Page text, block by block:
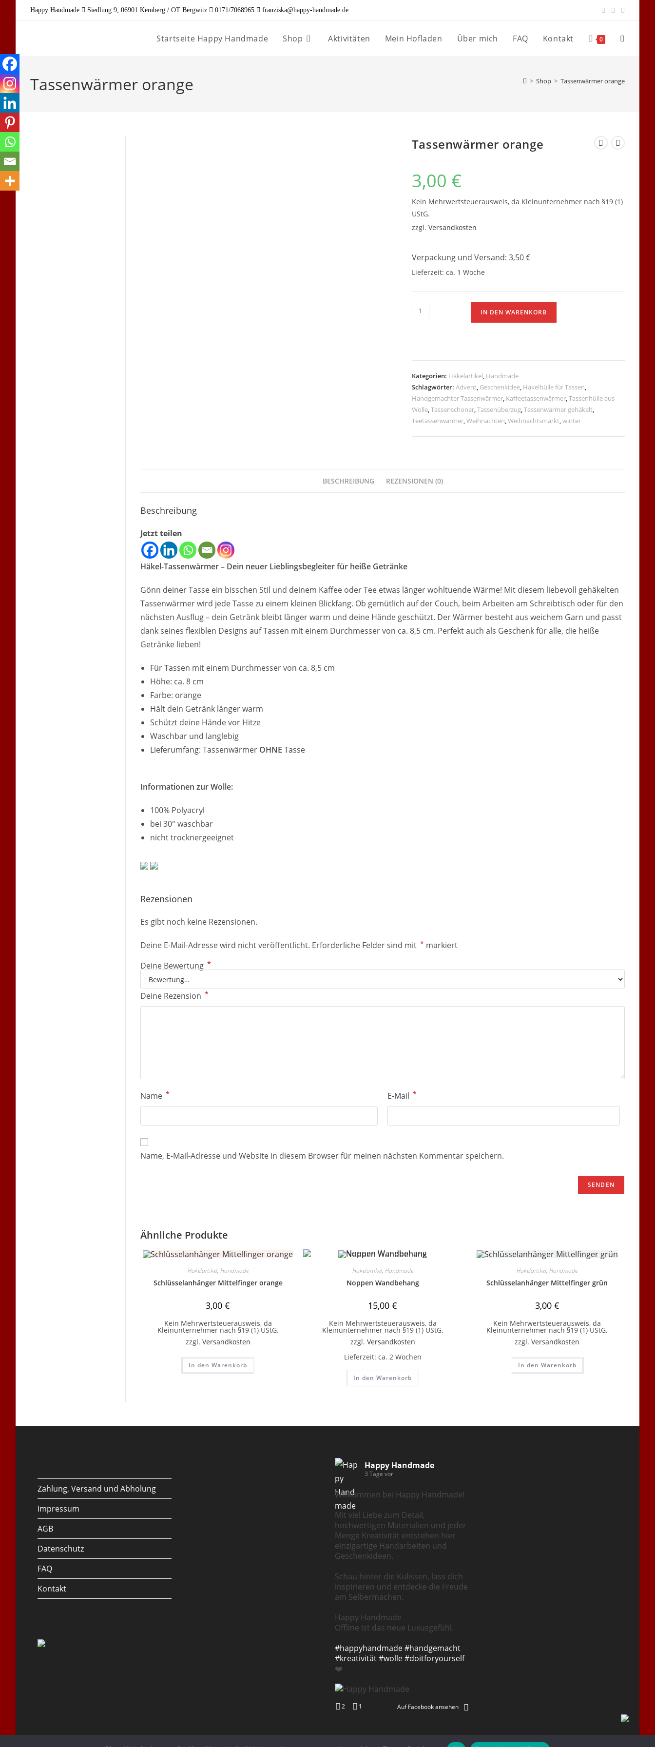
Inhalt
Happy Handmade Siedlung 9, 06901 Kemberg / OT Bergwitz 0171/7068965 franziska@happy-handmade.de
Startseite Happy Handmade Shop Aktivitäten Mein Hofladen Über mich FAQ Kontakt 0 Website-
Tassenwärmer orange > Shop > Tassenwärmer orange
Tassenwärmer orange
3,00 €
Kein Mehrwertsteuerausweis, da Kleinunternehmer nach §19 (1)
UStG.
zzgl. Versandkosten
Verpackung und Versand: 3,50 €
Lieferzeit: ca. 1 Woche
Tassenwärmer
orange
IN DEN WARENKORB
Kategorien: Häkelartikel, Handmade
Schlagwörter: Advent, Geschenkidee, Häkelhülle für Tassen,
Handgemachter Tassenwärmer, Kaffeetassenwärmer,Tassenhülle aus
Wolle,Tassenschoner,Tassenüberzug,Tassenwärmer gehäkelt,
Teetassenwärmer,Weihnachten,Weihnachtsmarkt,winter
BESCHREIBUNG REZENSIONEN (0)
Beschreibung
Jetzt teilen
Häkel-Tassenwärmer – Dein neuer Lieblingsbegleiter für heiße Getränke
Gönn deiner Tasse ein bisschen Stil und deinem Kaffee oder Tee etwas länger wohltuende Wärme! Mit diesem liebevoll gehäkelten
Tassenwärmer wird jede Tasse zu einem kleinen Blickfang. Ob gemütlich auf der Couch, beim Arbeiten am Schreibtisch oder für den
nächsten Ausflug – dein Getränk bleibt länger warm und deine Hände geschützt. Der Wärmer besteht aus weichem Garn und passt
dank seines flexiblen Designs auf Tassen mit einem Durchmesser von ca. 8,5 cm. Perfekt auch als Geschenk für alle, die heiße
Getränke lieben!
Für Tassen mit einem Durchmesser von ca. 8,5 cm
Höhe: ca. 8 cm
Farbe: orange
Hält dein Getränk länger warm
Schützt deine Hände vor Hitze
Waschbar und langlebig
Lieferumfang: Tassenwärmer OHNE Tasse
Informationen zur Wolle:
100% Polyacryl
bei 30° waschbar
nicht trocknergeeignet
Rezensionen
Es gibt noch keine Rezensionen.
Deine E-Mail-Adresse wird nicht veröffentlicht. Erforderliche Felder sind mit * markiert
Deine Bewertung *
Deine Rezension *
Name * E-Mail *
Name, E-Mail-Adresse und Website in diesem Browser für meinen nächsten Kommentar speichern.
Ähnliche Produkte
Häkelartikel, Handmade
Schlüsselanhänger Mittelfinger orange
3,00€
Kein Mehrwertsteuerausweis, da
Kleinunternehmer nach §19 (1) UStG.
zzgl. Versandkosten
In den Warenkorb
Häkelartikel, Handmade
Noppen Wandbehang
15,00€
Kein Mehrwertsteuerausweis, da
Kleinunternehmer nach §19 (1) UStG.
zzgl. Versandkosten
Lieferzeit: ca. 2 Wochen
In den Warenkorb
Häkelartikel,Handmade
Schlüsselanhänger Mittelfinger grün
3,00 €
Kein Mehrwertsteuerausweis, da
Kleinunternehmer nach §19 (1) UStG.
zzgl.Versandkosten
In den Warenkorb
Zahlung, Versand und Abholung
Impressum
AGB
Datenschutz
FAQ
Kontakt
Happy Handmade
3 Tage vor
Willkommen bei Happy Handmade!
Mit viel Liebe zum Detail,
hochwertigen Materialien und jeder
Menge Kreativität entstehen hier
einzigartige Handarbeiten und
Geschenkideen.
Schau hinter die Kulissen, lass dich
inspirieren und entdecke die Freude
am Selbermachen.
Happy Handmade
Offline ist das neue Luxusgefühl.
#happyhandmade#handgemacht
#kreativität#wolle#doitforyourself
❤️
2 1 Auf Facebook ansehen